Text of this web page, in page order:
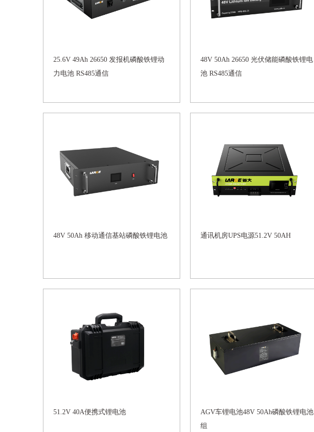
25.6V 49Ah 26650 发报机磷酸铁锂动
力电池 RS485通信
48V 50Ah 26650 光伏储能磷酸铁锂电
池 RS485通信
48V 50Ah 移动通信基站磷酸铁锂电池 通讯机房UPS电源51.2V 50AH
51.2V 40A便携式锂电池
AGV车锂电池48V 50Ah磷酸铁锂电池
组